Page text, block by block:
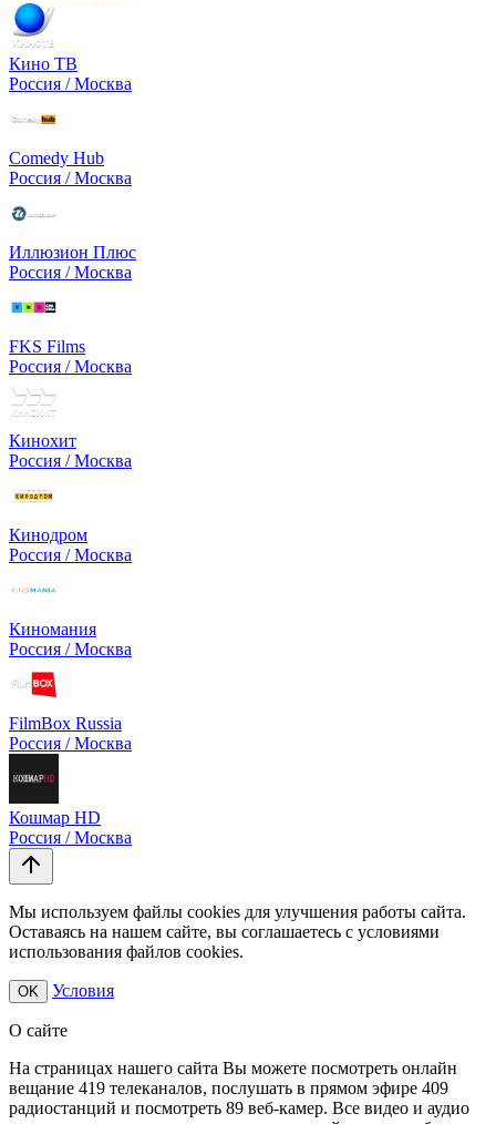
Кино ТВ
Россия / Москва
Comedy Hub
Россия / Москва
Иллюзион Плюс
Россия / Москва
FKS Films
Россия / Москва
Кинохит
Россия / Москва
Кинодром
Россия / Москва
Киномания
Россия / Москва
FilmBox Russia
Россия / Москва
Кошмар HD
Россия / Москва
Мы используем файлы cookies для улучшения работы сайта.
Оставаясь на нашем сайте, вы соглашаетесь с условиями
использования файлов cookies.
OK Условия
О сайте
На страницах нашего сайта Вы можете посмотреть онлайн
вещание 419 телеканалов, послушать в прямом эфире 409
радиостанций и посмотреть 89 веб-камер. Все видео и аудио